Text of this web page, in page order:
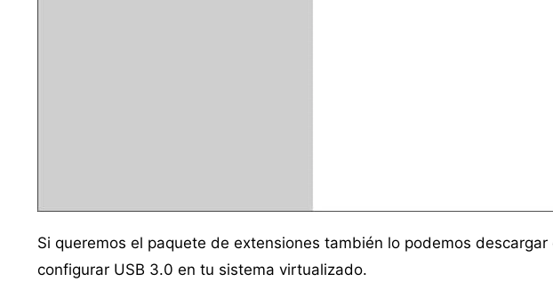
Si queremos el paquete de extensiones también lo podemos
configurar USB 3.0 en tu sistema virtualizado.